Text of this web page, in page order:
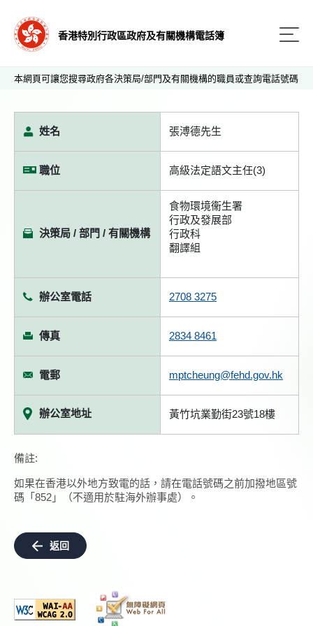
香港特別行政區政府及有關機構電話簿
本網頁可讓您搜尋政府各決策局/部門及有關機構的職員或查詢電話號碼
姓名 張溥德先生
職位 高級法定語文主任(3)
決策局 / 部門 / 有關機構
食物環境衞生署
行政及發展部
行政科
翻譯組
辦公室電話 2708 3275
傳真 2834 8461
電郵 mptcheung@fehd.gov.hk
辦公室地址 黃竹坑業勤街23號18樓
備註:
如果在香港以外地方致電的話，請在電話號碼之前加撥地區號
碼「852」（不適用於駐海外辦事處）。
返回